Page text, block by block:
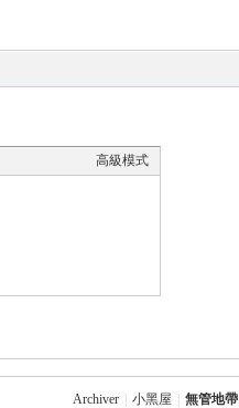
高級模式
Archiver 小黑屋 無管地帶